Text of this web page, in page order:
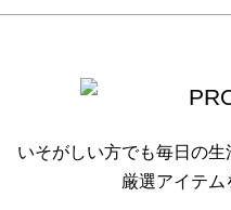
いそがしい方でも毎日の
厳選アイテム